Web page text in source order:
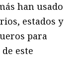
han usado
estados y
para
este